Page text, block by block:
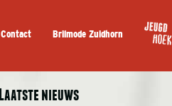
Contact Brilmode Zuidhorn
Laatste nieuws